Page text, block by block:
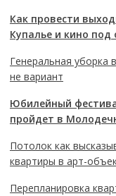
Как провести
Купалье и кино
Генеральная уборка
не вариант
Юбилейный
пройдет в
Потолок как
квартиры в арт-
Перепланировка